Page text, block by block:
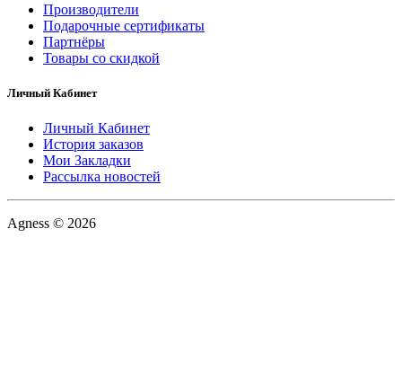
Производители
Подарочные сертификаты
Партнёры
Товары со скидкой
Личный Кабинет
Личный Кабинет
История заказов
Мои Закладки
Рассылка новостей
Agness © 2026